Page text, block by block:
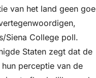
van het land geen
Siena College poll.
Staten zegt dat de
perceptie van de